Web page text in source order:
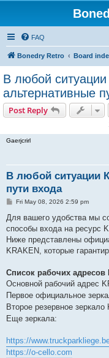
FAQ
Bonedry Retro Board
В любой
альтернативные
Post Reply
Gaerjcrirl
В любой ситуации
пути входа
P
s
Fri May 08, 2026 2:59 pm
Для вашего удобства мы
способы входа на ресурс
Ниже представлены
KRAKEN, которые
Список рабочих адресов
Основной рабочий адрес
Первое официальное
Второе резервное зеркало
Еще зеркала:
https://
https://o-cello.com